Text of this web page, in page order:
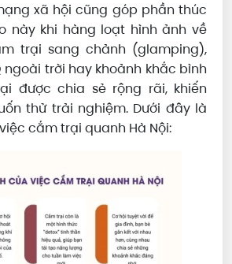
xã hội cũng góp phần thúc
này khi hàng loạt hình ảnh về
trại sang chảnh (glamping),
ngoài trời hay khoảnh khắc bình
được chia sẻ rộng rãi, khiến
thử trải nghiệm. Dưới đây là
cắm trại quanh Hà Nội: